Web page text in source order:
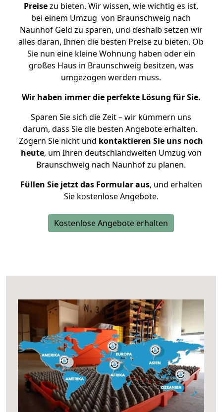
Preisezu bieten. Wir wissen, wie wichtig es ist,
bei einem Umzug von Braunschweig nach
Naunhof Geld zu sparen, und deshalb setzen wir
alles daran, Ihnen die besten Preise zu bieten. Ob
Sie nun eine kleine Wohnung haben oder ein
großes Haus in Braunschweig besitzen, was
umgezogen werden muss.
Wir haben immer die perfekte Lösung für Sie.
Sparen Sie sich die Zeit – wir kümmern uns
darum, dass Sie die besten Angebote erhalten.
Zögern Sie nicht und kontaktieren Sie uns noch
heute, um Ihren deutschlandweiten Umzug von
Braunschweig nach Naunhof zu planen.
Füllen Sie jetzt das Formular aus, und erhalten
Sie kostenlose Angebote.
Kostenlose Angebote erhalten